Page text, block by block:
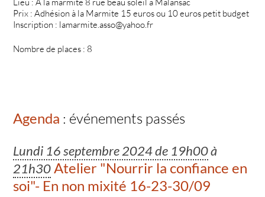
Prix : Adhésion à la Marmite 15 euros ou 10 euros petit budget
Inscription : lamarmite.asso@yahoo.fr
Nombre de places : 8
Agenda : événements passés
Lundi 16 septembre 2024 de 19h00à
21h30Atelier "Nourrir la confiance en
soi"- En non mixité 16-23-30/09